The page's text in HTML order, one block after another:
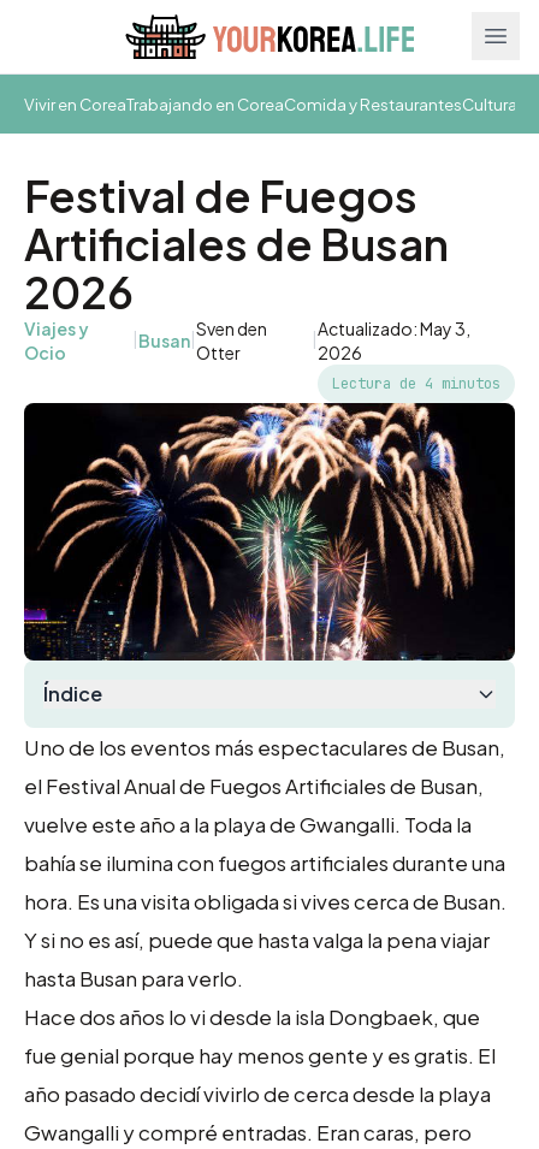
Vivir en CoreaTrabajando en CoreaComida y RestaurantesCultura y
Festival de Fuegos
Artificiales de Busan
2026
Viajes y
Ocio
|Busan|Sven den
Otter
|Actualizado: May 3,
2026
Lectura de 4 minutos
Índice
Uno de los eventos más espectaculares de Busan,
el Festival Anual de Fuegos Artificiales de Busan,
vuelve este año a la playa de Gwangalli. Toda la
bahía se ilumina con fuegos artificiales durante una
hora. Es una visita obligada si vives cerca de Busan.
Y si no es así, puede que hasta valga la pena viajar
hasta Busan para verlo.
Hace dos años lo vi desde la isla Dongbaek, que
fue genial porque hay menos gente y es gratis. El
año pasado decidí vivirlo de cerca desde la playa
Gwangalli y compré entradas. Eran caras, pero